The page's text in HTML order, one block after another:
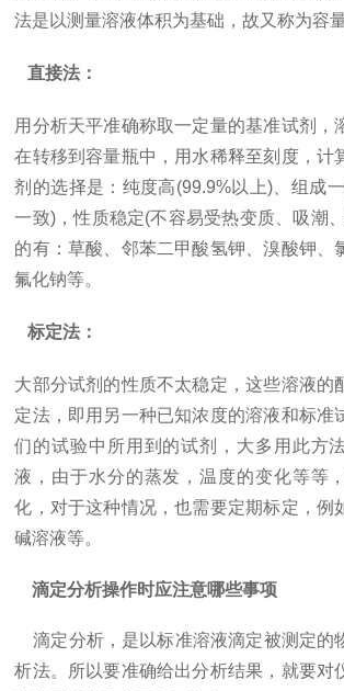
法是以测量溶液体积为基础，故又称为容
直接法：
用分析天平准确称取一定量的基准试剂，
在转移到容量瓶中，用水稀释至刻度，计
剂的选择是：纯度高(99.9%以上)、组成
一致)，性质稳定(不容易受热变质、吸潮
的有：草酸、邻苯二甲酸氢钾、溴酸钾、
氟化钠等。
标定法：
大部分试剂的性质不太稳定，这些溶液的
定法，即用另一种已知浓度的溶液和标准
们的试验中所用到的试剂，大多用此方
液，由于水分的蒸发，温度的变化等等
化，对于这种情况，也需要定期标定，例
碱溶液等。
滴定分析操作时应注意哪些事项
滴定分析，是以标准溶液滴定被测定的
析法。所以要准确给出分析结果，就要对